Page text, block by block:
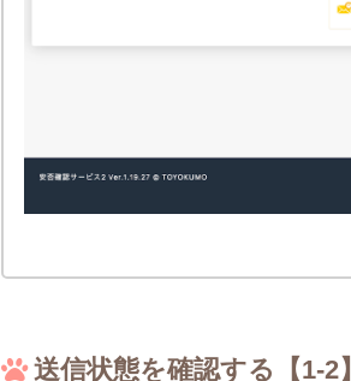
送信状態を確認する【1-2】